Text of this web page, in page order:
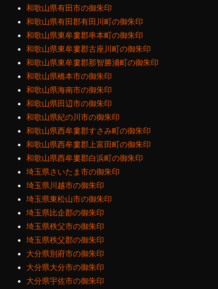
和歌山県有田市の御朱印
和歌山県有田郡有田川町の御朱印
和歌山県東牟婁郡串本町の御朱印
和歌山県東牟婁郡古座川町の御朱印
和歌山県東牟婁郡那智勝浦町の御朱印
和歌山県橋本市の御朱印
和歌山県海南市の御朱印
和歌山県田辺市の御朱印
和歌山県紀の川市の御朱印
和歌山県西牟婁郡すさみ町の御朱印
和歌山県西牟婁郡上富田町の御朱印
和歌山県西牟婁郡白浜町の御朱印
埼玉県さいたま市の御朱印
埼玉県川越市の御朱印
埼玉県東松山市の御朱印
埼玉県比企郡の御朱印
埼玉県秩父市の御朱印
埼玉県秩父郡の御朱印
大分県別府市の御朱印
大分県大分市の御朱印
大分県宇佐市の御朱印